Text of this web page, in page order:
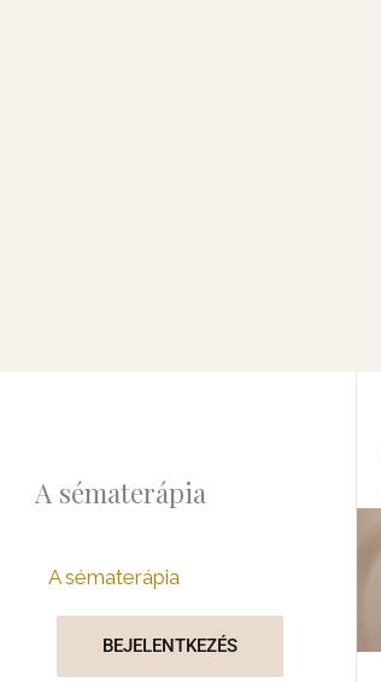
A sématerápia
A sématerápia
BEJELENTKEZÉS